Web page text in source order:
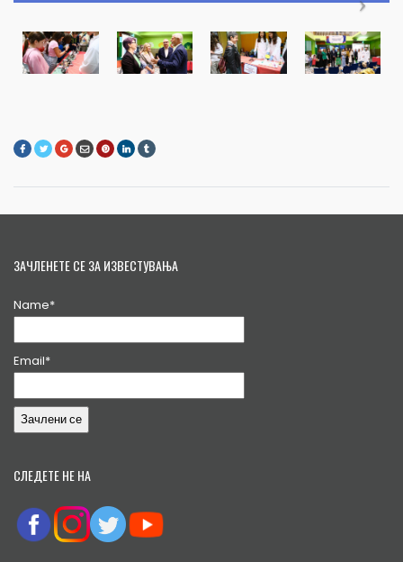
ЗАЧЛЕНЕТЕ СЕ ЗА ИЗВЕСТУВАЊА
Name*
Email*
СЛЕДЕТЕ НЕ НА